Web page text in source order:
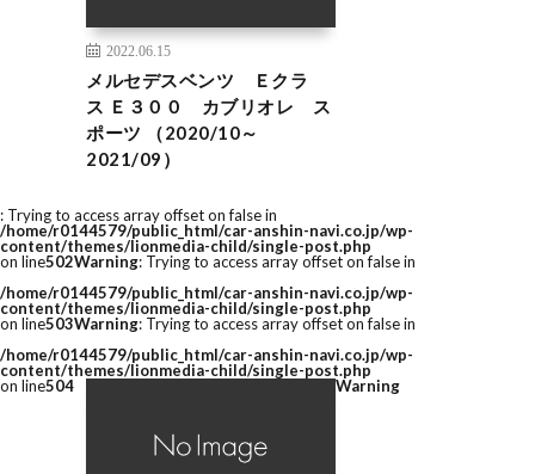
2022.06.15
メルセデスベンツ Ｅクラ
ス Ｅ３００ カブリオレ ス
ポーツ （2020/10～
2021/09）
: Trying to access array offset on false in
/home/r0144579/public_html/car-anshin-navi.co.jp/wp-
content/themes/lionmedia-child/single-post.php
on line502Warning: Trying to access array offset on false in
/home/r0144579/public_html/car-anshin-navi.co.jp/wp-
content/themes/lionmedia-child/single-post.php
on line503Warning: Trying to access array offset on false in
/home/r0144579/public_html/car-anshin-navi.co.jp/wp-
content/themes/lionmedia-child/single-post.php
on line504 Warning